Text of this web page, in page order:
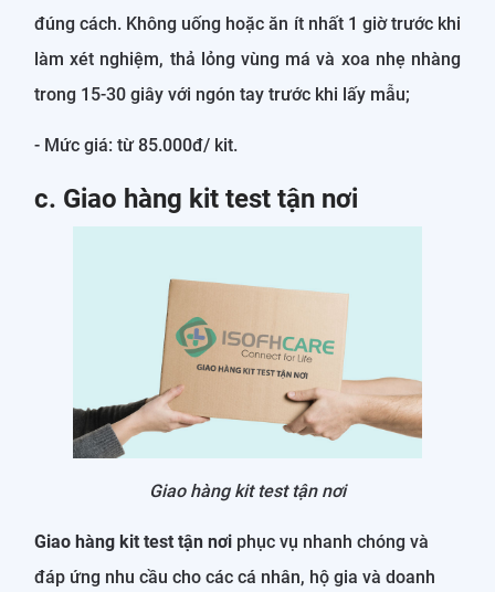
đúng cách. Không uống hoặc ăn ít nhất 1 giờ trước khi
làm xét nghiệm, thả lỏng vùng má và xoa nhẹ nhàng
trong 15-30 giây với ngón tay trước khi lấy mẫu;
- Mức giá: từ 85.000đ/ kit.
c. Giao hàng kit test tận nơi
Giao hàng kit test tận nơi
Giao hàng kit test tận nơi phục vụ nhanh chóng và
đáp ứng nhu cầu cho các cá nhân, hộ gia và doanh